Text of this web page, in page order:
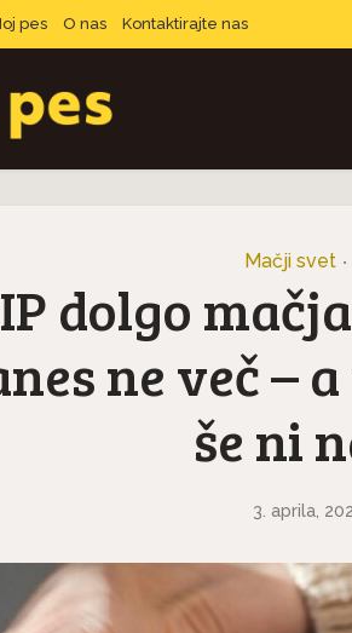
pes O nas Kontaktirajte nas
Mačji svet •
dolgo
ne več –
še ni
3. aprila,